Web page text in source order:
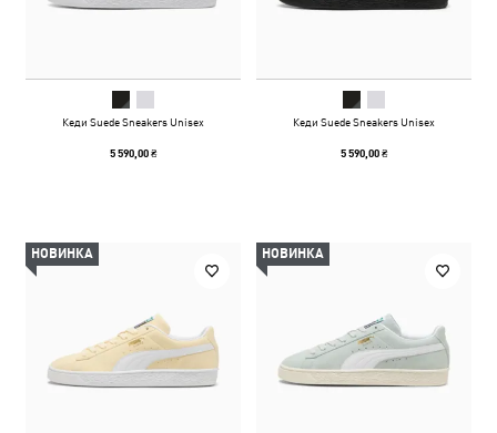
Кеди Suede Sneakers Unisex
5 590,00 ₴
Кеди Suede Sneakers Unisex
5 590,00 ₴
НОВИНКА НОВИНКА